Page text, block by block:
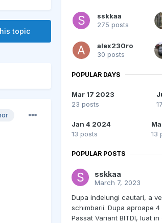
topic
sskkaa
275 posts
alex230ro
30 posts
POPULAR DAYS
Mar 17 2023
23 posts
Jan 4 2024
13 posts
13
POPULAR POSTS
sskkaa
March 7, 2023
Dupa indelungi cautari, a
schimbarii. Dupa aproape
Passat Variant BITDI, luat in